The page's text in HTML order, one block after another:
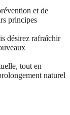
et de
principes
désirez rafraîchir
tout en
naturel